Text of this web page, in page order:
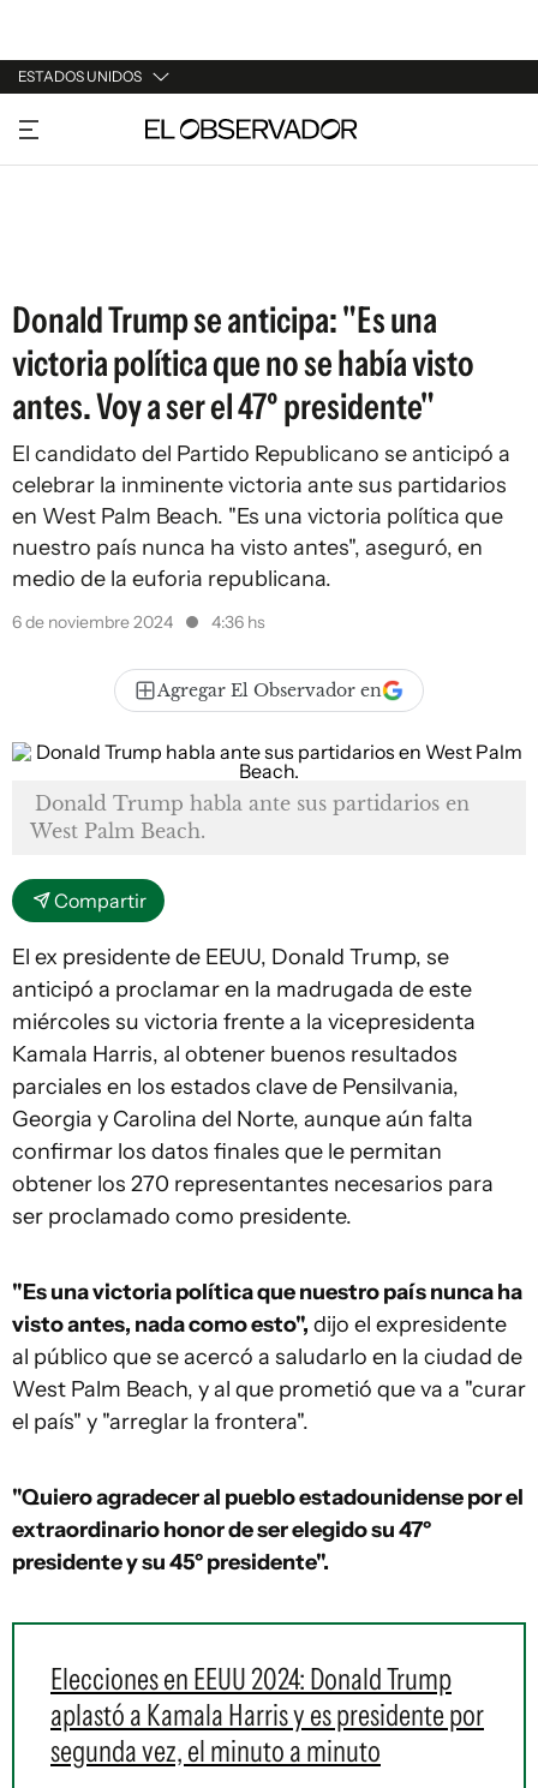
ESTADOS UNIDOS
URUGUAY
ARGENTINA
Donald Trump se anticipa: "Es una
victoria política que no se había visto
antes. Voy a ser el 47º presidente"
El candidato del Partido Republicano se anticipó a
celebrar la inminente victoria ante sus partidarios
en West Palm Beach. "Es una victoria política que
nuestro país nunca ha visto antes", aseguró, en
medio de la euforia republicana.
6 de noviembre 2024 4:36 hs
Agregar El Observador en
Donald Trump habla ante sus partidarios en
West Palm Beach.
Compartir
El ex presidente de EEUU, Donald Trump, se
anticipó a proclamar en la madrugada de este
miércoles su victoria frente a la vicepresidenta
Kamala Harris, al obtener buenos resultados
parciales en los estados clave de Pensilvania,
Georgia y Carolina del Norte, aunque aún falta
confirmar los datos finales que le permitan
obtener los 270 representantes necesarios para
ser proclamado como presidente.
"Es una victoria política que nuestro país nunca ha
visto antes, nada como esto", dijo el expresidente
al público que se acercó a saludarlo en la ciudad de
West Palm Beach, y al que prometió que va a "curar
el país" y "arreglar la frontera".
"Quiero agradecer al pueblo estadounidense por el
extraordinario honor de ser elegido su 47º
presidente y su 45º presidente".
Elecciones en EEUU 2024: Donald Trump
aplastó a Kamala Harris y es presidente por
segunda vez, el minuto a minuto